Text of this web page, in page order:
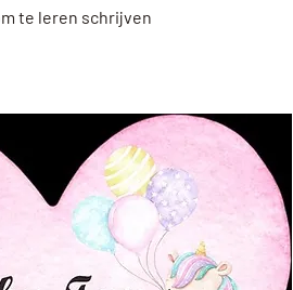
Snel overzicht
te leren schrijven